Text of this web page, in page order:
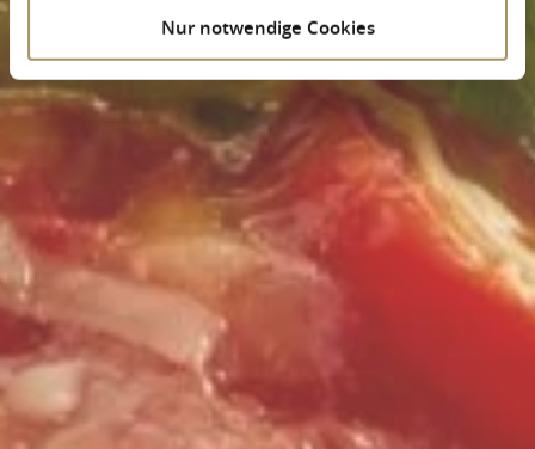
Nur notwendige Cookies